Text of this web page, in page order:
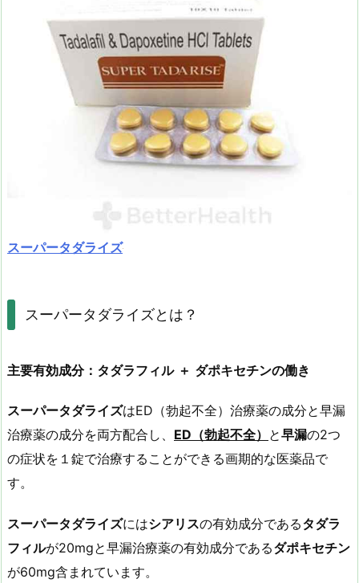
a
d
o
d
n
s
k
y
bl
r
o
ar
d
dr
o
io
スーパータダライズ
スーパータダライズとは？
主要有効成分：タダラフィル ＋ ダポキセチンの働き
スーパータダライズはED（勃起不全）治療薬の成分と早漏
治療薬の成分を両方配合し、 ED（勃起不全） と早漏の2つ
の症状を１錠で治療することができる画期的な医薬品で
す。
スーパータダライズにはシアリスの有効成分であるタダラ
フィルが20mgと早漏治療薬の有効成分であるダポキセチン
が60mg含まれています。